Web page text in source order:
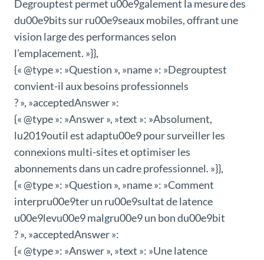
Degrouptest permet u00e9galement la mesure des
du00e9bits sur ru00e9seaux mobiles, offrant une
vision large des performances selon
l’emplacement. »}},
{« @type »: »Question », »name »: »Degrouptest
convient-il aux besoins professionnels
? », »acceptedAnswer »:
{« @type »: »Answer », »text »: »Absolument,
lu2019outil est adaptu00e9 pour surveiller les
connexions multi-sites et optimiser les
abonnements dans un cadre professionnel. »}},
{« @type »: »Question », »name »: »Comment
interpru00e9ter un ru00e9sultat de latence
u00e9levu00e9 malgru00e9 un bon du00e9bit
? », »acceptedAnswer »:
{« @type »: »Answer », »text »: »Une latence